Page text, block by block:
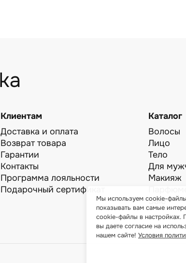
Клиентам
Доставка и оплата
Возврат товара
Гарантии
Контакты
Программа лояльности
Подарочный сертификат
Каталог
Волосы
Лицо
Тело
Для
Макияж
Sale
Мы используем cookie-
показывать вам самые
cookie-файлы в настройках.
вы даете согласие на
нашем сайте! Условия